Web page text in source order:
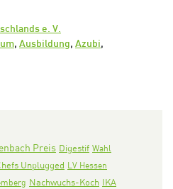
e. V.
, Ausbildung, Azubi,
Preis Digestif Wahl
Unplugged LV Hessen
Nachwuchs-Koch IKA